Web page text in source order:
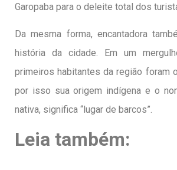
Garopaba para o deleite total dos
Da mesma forma, encantadora
história da cidade. Em um
primeiros habitantes da região foram
por isso sua origem indígena e o
nativa, significa “lugar de barcos”.
Leia também: